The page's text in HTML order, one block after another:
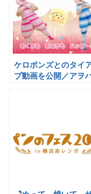
ケロポンズとのタイ
プ動画を公開／アヲ